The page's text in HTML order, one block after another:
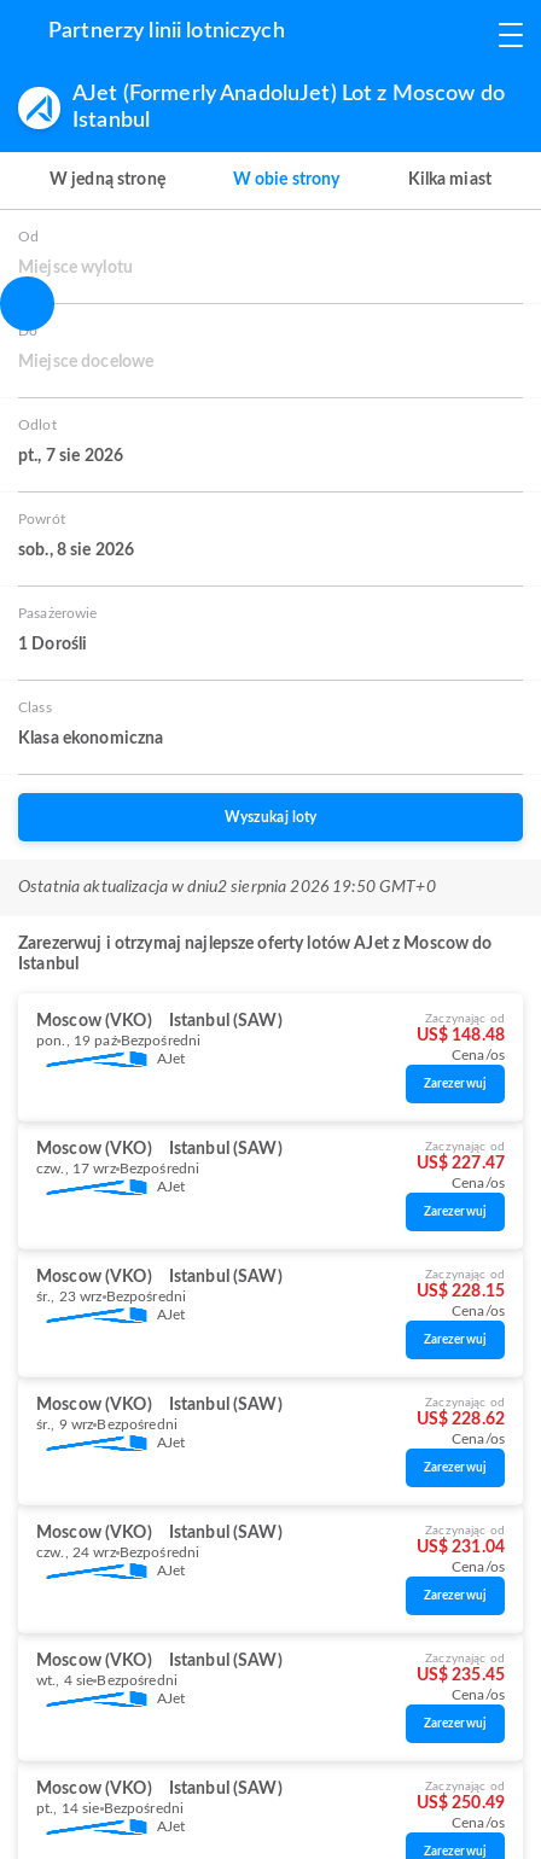
Partnerzy linii lotniczych
AJet (Formerly AnadoluJet) Lot z Moscow do
Istanbul
W jedną stronę W obie strony Kilka miast
Od
Miejsce wylotu
Do
Miejsce docelowe
Odlot
pt., 7 sie 2026
Powrót
sob., 8 sie 2026
Pasażerowie
1 Dorośli
Class
Klasa ekonomiczna
Wyszukaj loty
Ostatnia aktualizacja w dniu2 sierpnia 2026 19:50 GMT+0
Zarezerwuj i otrzymaj najlepsze oferty lotów AJet z Moscow do
Istanbul
Moscow (VKO) Istanbul (SAW)
pon., 19 paź Bezpośredni
AJet
Zaczynając od
US$ 148.48
Cena/os
Zarezerwuj
Moscow (VKO) Istanbul (SAW)
czw., 17 wrz Bezpośredni
AJet
Zaczynając od
US$ 227.47
Cena/os
Zarezerwuj
Moscow (VKO) Istanbul (SAW)
śr., 23 wrz Bezpośredni
AJet
Zaczynając od
US$ 228.15
Cena/os
Zarezerwuj
Moscow (VKO) Istanbul (SAW)
śr., 9 wrz Bezpośredni
AJet
Zaczynając od
US$ 228.62
Cena/os
Zarezerwuj
Moscow (VKO) Istanbul (SAW)
czw., 24 wrz Bezpośredni
AJet
Zaczynając od
US$ 231.04
Cena/os
Zarezerwuj
Moscow (VKO) Istanbul (SAW)
wt., 4 sie Bezpośredni
AJet
Zaczynając od
US$ 235.45
Cena/os
Zarezerwuj
Moscow (VKO) Istanbul (SAW)
pt., 14 sie Bezpośredni
AJet
Zaczynając od
US$ 250.49
Cena/os
Zarezerwuj